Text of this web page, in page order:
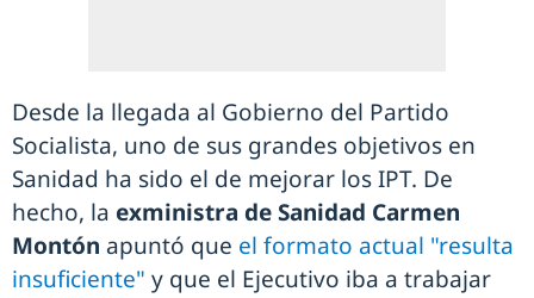
Desde la llegada al Gobierno del Partido
Socialista, uno de sus grandes objetivos en
Sanidad ha sido el de mejorar los IPT. De
hecho, la exministra de Sanidad Carmen
Montón apuntó que el formato actual "resulta
insuficiente" y que el Ejecutivo iba a trabajar